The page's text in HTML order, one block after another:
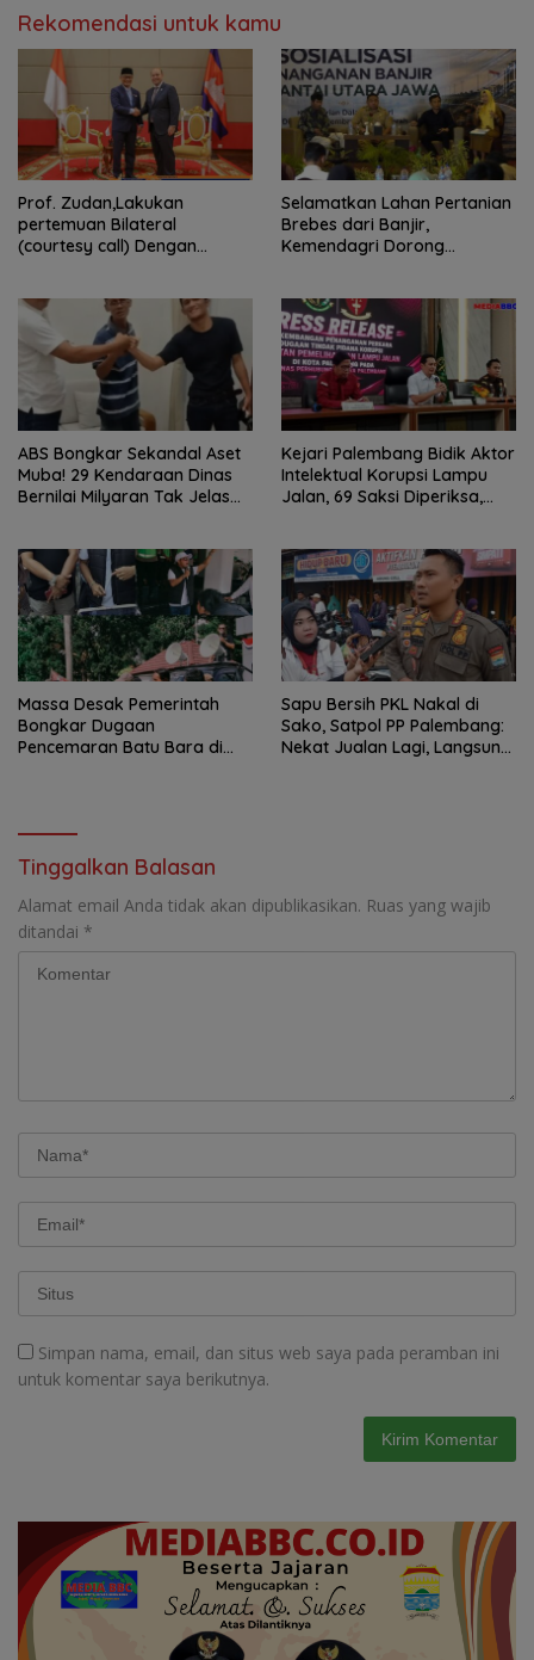
Rekomendasi untuk kamu
Prof. Zudan,Lakukan
pertemuan Bilateral
(courtesy call) Dengan
Siapkan Indonesia Jadi Pusat
Kolaborasi ASN ASEAN
Selamatkan Lahan Pertanian
Brebes dari Banjir,
Kemendagri Dorong
ABS Bongkar Sekandal Aset
Muba! 29 Kendaraan Dinas
Bernilai Milyaran Tak Jelas
Kejari Palembang Bidik Aktor
Intelektual Korupsi Lampu
Jalan, 69 Saksi Diperiksa,
Massa Desak Pemerintah
Bongkar Dugaan
Pencemaran Batu Bara di
Sapu Bersih PKL Nakal di
Sako, Satpol PP Palembang:
Nekat Jualan Lagi, Langsung
Tinggalkan Balasan
Alamat email Anda tidak akan dipublikasikan. Ruas yang wajib
ditandai *
Simpan nama, email, dan situs web saya pada peramban ini
untuk komentar saya berikutnya.